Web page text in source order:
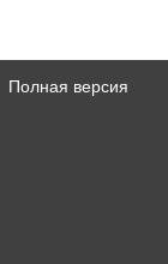
Полная версия